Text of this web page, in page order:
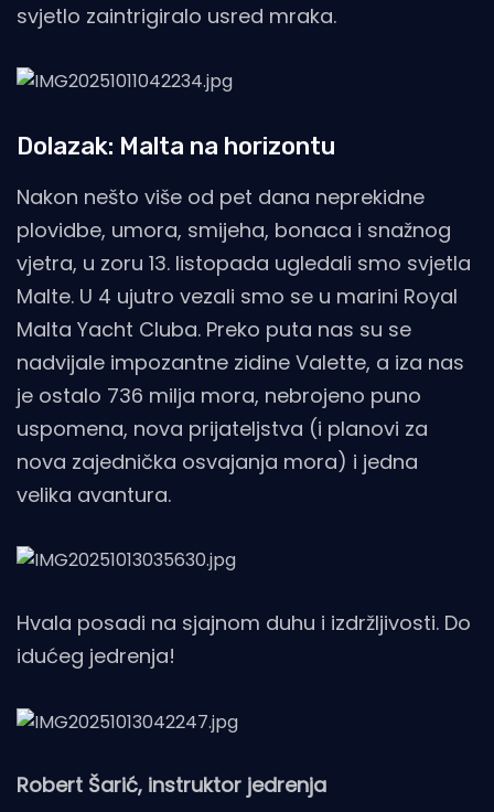
svjetlo zaintrigiralo usred mraka.
Dolazak: Malta na horizontu
Nakon nešto više od pet dana neprekidne
plovidbe, umora, smijeha, bonaca i snažnog
vjetra, u zoru 13. listopada ugledali smo svjetla
Malte. U 4 ujutro vezali smo se u marini Royal
Malta Yacht Cluba. Preko puta nas su se
nadvijale impozantne zidine Valette, a iza nas
je ostalo 736 milja mora, nebrojeno puno
uspomena, nova prijateljstva (i planovi za
nova zajednička osvajanja mora) i jedna
velika avantura.
Hvala posadi na sjajnom duhu i izdržljivosti. Do
idućeg jedrenja!
Robert Šarić, instruktor jedrenja